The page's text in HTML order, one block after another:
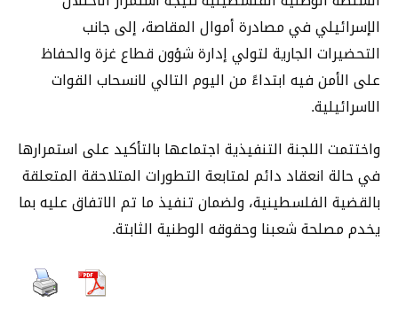
الإسرائيلي في مصادرة أموال المقاصة، إلى جانب
التحضيرات الجارية لتولي إدارة شؤون قطاع غزة والحفاظ
على الأمن فيه ابتداءً من اليوم التالي لانسحاب القوات
الاسرائيلية.
واختتمت اللجنة التنفيذية اجتماعها بالتأكيد على استمرارها
في حالة انعقاد دائم لمتابعة التطورات المتلاحقة المتعلقة
بالقضية الفلسطينية، ولضمان تنفيذ ما تم الاتفاق عليه بما
يخدم مصلحة شعبنا وحقوقه الوطنية الثابتة.